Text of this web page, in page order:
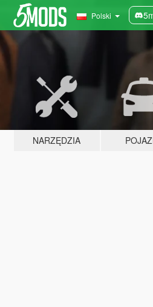
Polski
NARZĘDZIA